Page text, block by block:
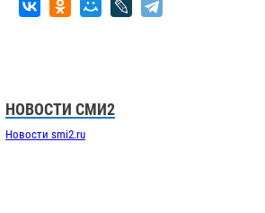
НОВОСТИ СМИ2
Новости smi2.ru